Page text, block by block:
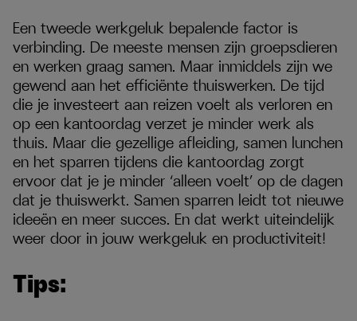
Een tweede werkgeluk bepalende factor is
verbinding. De meeste mensen zijn groepsdieren
en werken graag samen. Maar inmiddels zijn we
gewend aan het efficiënte thuiswerken. De tijd
die je investeert aan reizen voelt als verloren en
op een kantoordag verzet je minder werk als
thuis. Maar die gezellige afleiding, samen lunchen
en het sparren tijdens die kantoordag zorgt
ervoor dat je je minder ‘alleen voelt’ op de dagen
dat je thuiswerkt. Samen sparren leidt tot nieuwe
ideeën en meer succes. En dat werkt uiteindelijk
weer door in jouw werkgeluk en productiviteit!
Tips: